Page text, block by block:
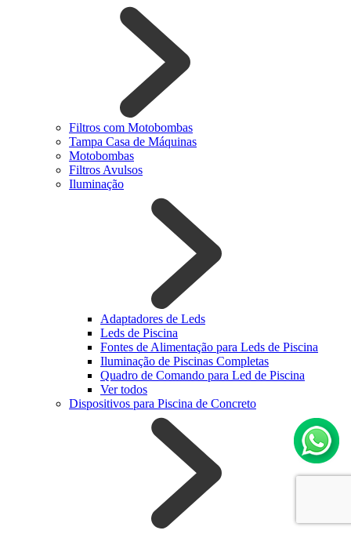
Filtros com Motobombas
Tampa Casa de Máquinas
Motobombas
Filtros Avulsos
Iluminação
Adaptadores de Leds
Leds de Piscina
Fontes de Alimentação para Leds de Piscina
Iluminação de Piscinas Completas
Quadro de Comando para Led de Piscina
Ver todos
Dispositivos para Piscina de Concreto